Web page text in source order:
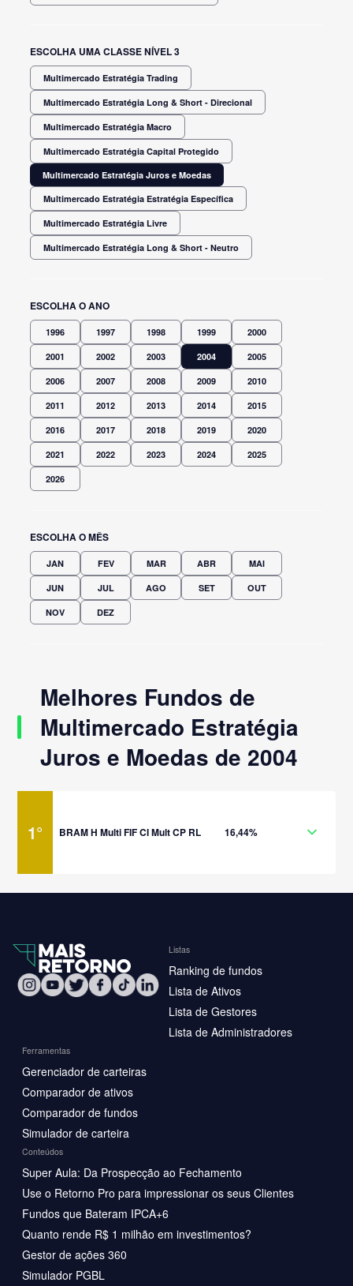
ESCOLHA UMA CLASSE NÍVEL 3
Multimercado Estratégia Trading
Multimercado Estratégia Long & Short - Direcional
Multimercado Estratégia Macro
Multimercado Estratégia Capital Protegido
Multimercado Estratégia Juros e Moedas
Multimercado Estratégia Estratégia Específica
Multimercado Estratégia Livre
Multimercado Estratégia Long & Short - Neutro
ESCOLHA O ANO
1996 1997 1998 1999 2000
2001 2002 2003 2004 2005
2006 2007 2008 2009 2010
2011 2012 2013 2014 2015
2016 2017 2018 2019 2020
2021 2022 2023 2024 2025
2026
ESCOLHA O MÊS
JAN FEV MAR ABR MAI
JUN JUL AGO SET OUT
NOV DEZ
Melhores Fundos de
Multimercado Estratégia
Juros e Moedas de 2004
1° BRAM H Multi FIF CI Mult CP RL 16,44%
Listas
Ranking de fundos
Lista de Ativos
Lista de Gestores
Lista de Administradores
Ferramentas
Gerenciador de carteiras
Comparador de ativos
Comparador de fundos
Simulador de carteira
Conteúdos
Super Aula: Da Prospecção ao Fechamento
Use o Retorno Pro para impressionar os seus Clientes
Fundos que Bateram IPCA+6
Quanto rende R$ 1 milhão em investimentos?
Gestor de ações 360
Simulador PGBL